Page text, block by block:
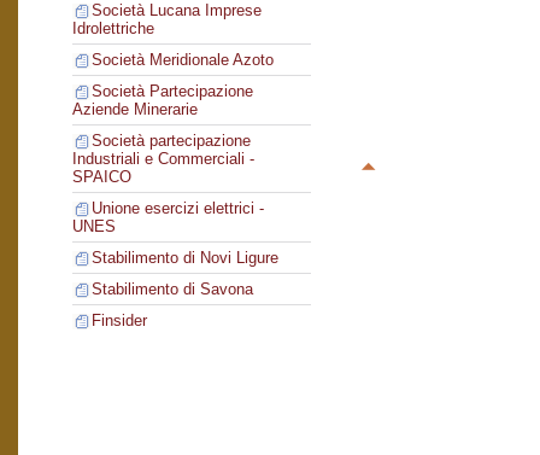
Società Lucana Imprese
Idrolettriche
Società Meridionale Azoto
Società Partecipazione
Aziende Minerarie
Società partecipazione
Industriali e Commerciali -
SPAICO
Unione esercizi elettrici -
UNES
Stabilimento di Novi Ligure
Stabilimento di Savona
Finsider